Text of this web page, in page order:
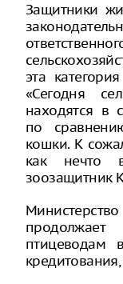
Защитники
эта
«Сегодня
находятся в
по
кошки. К
как нечто
зоозащитник
птицеводам